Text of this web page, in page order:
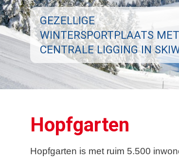
GEZELLIGE
WINTERSPORTPLAATS MET
CENTRALE LIGGING IN
Hopfgarten
Hopfgarten is met ruim 5.500